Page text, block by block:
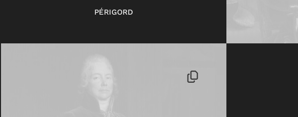
PÉRIGORD